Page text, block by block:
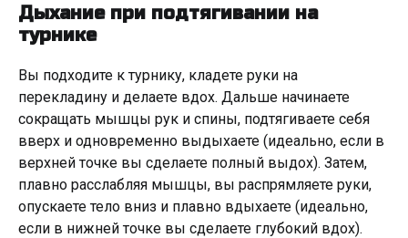
Дыхание при подтягивании на
турнике
Вы подходите к турнику, кладете руки на
перекладину и делаете вдох. Дальше начинаете
сокращать мышцы рук и спины, подтягиваете себя
вверх и одновременно выдыхаете (идеально, если в
верхней точке вы сделаете полный выдох). Затем,
плавно расслабляя мышцы, вы распрямляете руки,
опускаете тело вниз и плавно вдыхаете (идеально,
если в нижней точке вы сделаете глубокий вдох).